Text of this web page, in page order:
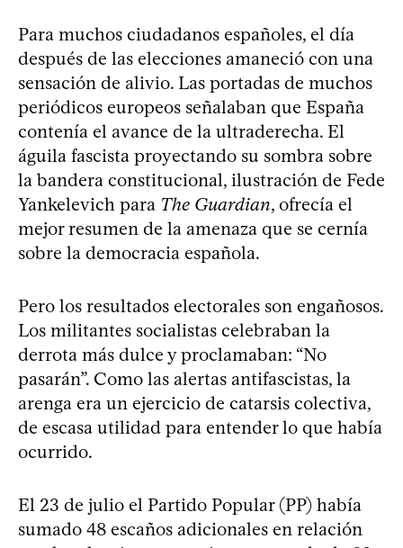
Para muchos ciudadanos españoles, el día
después de las elecciones amaneció con una
sensación de alivio. Las portadas de muchos
periódicos europeos señalaban que España
contenía el avance de la ultraderecha. El
águila fascista proyectando su sombra sobre
la bandera constitucional, ilustración de Fede
Yankelevich para The Guardian, ofrecía el
mejor resumen de la amenaza que se cernía
sobre la democracia española.
Pero los resultados electorales son engañosos.
Los militantes socialistas celebraban la
derrota más dulce y proclamaban: “No
pasarán”. Como las alertas antifascistas, la
arenga era un ejercicio de catarsis colectiva,
de escasa utilidad para entender lo que había
ocurrido.
El 23 de julio el Partido Popular (PP) había
sumado 48 escaños adicionales en relación